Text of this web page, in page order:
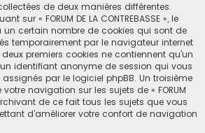
de deux manières différentes.
sur « FORUM DE LA CONTREBASSE », le
un certain nombre de cookies qui sont de
temporairement par le navigateur internet
premiers cookies ne contiennent qu’un
identifiant anonyme de session qui vous
par le logiciel phpBB. Un troisième
navigation sur les sujets de « FORUM
archivant de ce fait tous les sujets que vous
d’améliorer votre confort de navigation